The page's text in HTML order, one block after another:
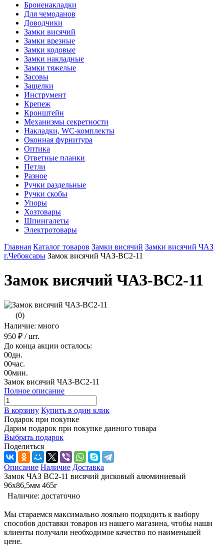
Броненакладки
Для чемоданов
Доводчики
Замки висячий
Замки врезные
Замки кодовые
Замки накладные
Замки тяжелые
Засовы
Защелки
Инструмент
Крепеж
Кронштейн
Механизмы секретности
Накладки, WC-комплекты
Оконная фурнитура
Оптика
Ответные планки
Петли
Разное
Ручки раздельные
Ручки скобы
Упоры
Хозтовары
Шпингалеты
Электротовары
Главная Каталог товаров Замки висячий Замки висячий ЧАЗ
г.Чебоксары Замок висячий ЧАЗ-ВС2-11
Замок висячий ЧАЗ-ВС2-11
(0)
Наличие: много
950 ₽ / шт.
До конца акции осталось:
00дн.
00час.
00мин.
Замок висячий ЧАЗ-ВС2-11
Полное описание
В корзину Купить в один клик
Подарок при покупке
Дарим подарок при покупке данного товара
Выбрать подарок
Поделиться
Описание Наличие Доставка
Замок ЧАЗ ВС2-11 висячий дисковый алюминиевый
96х86,5мм 465г
Наличие: достаточно
Мы стараемся максимально лояльно подходить к выбору
способов доставки товаров из нашего магазина, чтобы наши
клиенты получали необходимое качество по наименьшей
цене.